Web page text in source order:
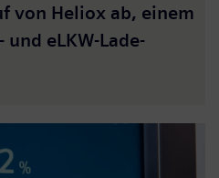
von Heliox ab, einem
und eLKW-Lade-